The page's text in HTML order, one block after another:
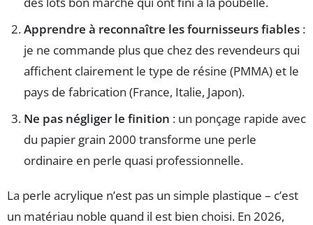
Apprendre à reconnaître les fournisseurs fiables :
je ne commande plus que chez des revendeurs qui
affichent clairement le type de résine (PMMA) et le
pays de fabrication (France, Italie, Japon).
Ne pas négliger le finition : un ponçage rapide avec
du papier grain 2000 transforme une perle
ordinaire en perle quasi professionnelle.
La perle acrylique n’est pas un simple plastique – c’est
un matériau noble quand il est bien choisi. En 2026,